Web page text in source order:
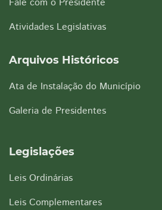
Atividades Legislativas
Arquivos Históricos
Ata de Instalação do Município
Galeria de Presidentes
Legislações
Leis Ordinárias
Leis Complementares